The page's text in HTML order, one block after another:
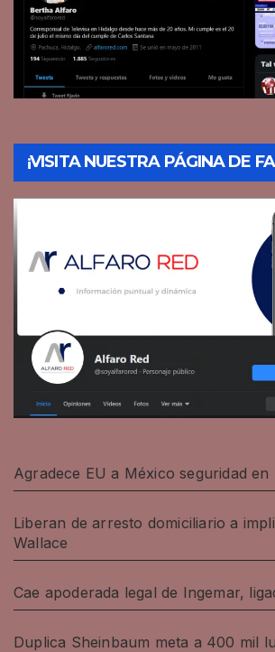
¡VISITA NUESTRA PÁGINA DE
Agradece EU a México seguridad en
Liberan de arresto domiciliario a
Wallace
Cae apoderada legal de Ingemar,
Duplica Sheinbaum meta a 400 mil